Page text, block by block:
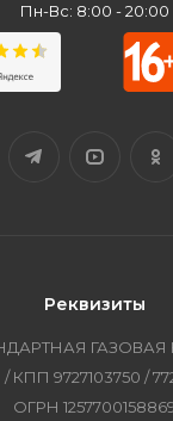
Пн-Вс: 8:00 - 20:00
Реквизиты
КПП 9727103750 /
ОГРН